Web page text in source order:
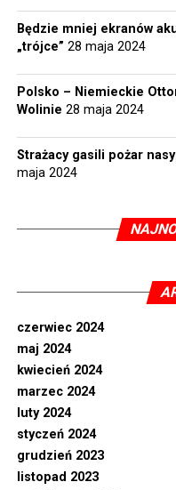
Będzie mniej ekranów
„trójce” 28 maja 2024
Polsko – Niemieckie
Wolinie 28 maja 2024
Strażacy gasili pożar
maja 2024
czerwiec 2024
maj 2024
kwiecień 2024
marzec 2024
luty 2024
styczeń 2024
grudzień 2023
listopad 2023